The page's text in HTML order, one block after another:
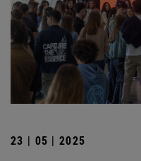
23 | 05 | 2025